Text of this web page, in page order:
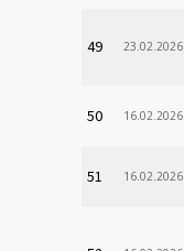
49 23.02.2026
50 16.02.2026
51 16.02.2026